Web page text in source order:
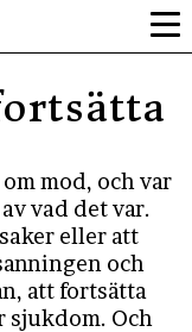
mod, och var
vad det var.
eller att
och
att fortsätta
sjukdom. Och